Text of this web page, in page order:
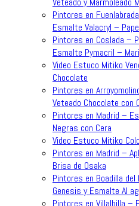
Pintores en
Esmalte Valacryl –
Pintores en Coslada –
Esmalte Pymacril –
Video Estuco Mitiko
Chocolate
Pintores en
Veteado Chocolate con
Pintores en Madrid –
Negras con Cera
Video Estuco Mitiko
Pintores en Madrid –
Brisa de Osaka
Pintores en Boadilla
Genesis y Esmalte Al
Pintores en Villalbilla –